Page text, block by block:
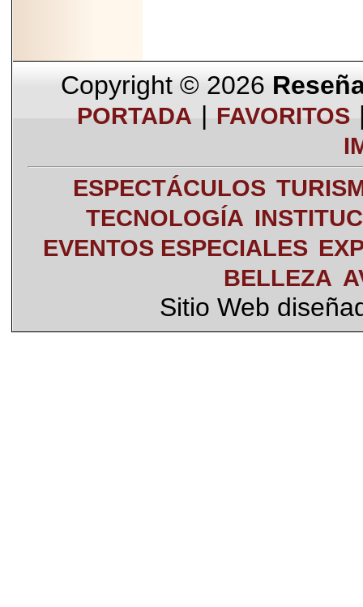
Copyright © 2026
PORTADA | FAVORITOS
ESPECTÁCULOS
TECNOLOGÍA
EVENTOS ESPECIALES
BELLEZA
Sitio Web